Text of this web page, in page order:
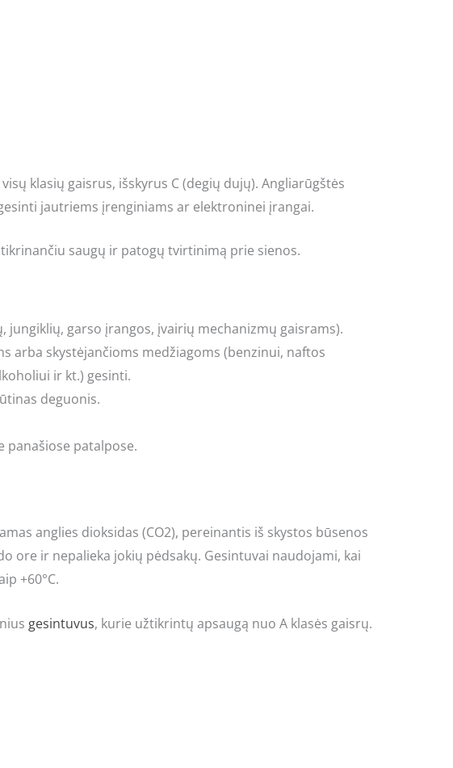
klasių gaisrus, išskyrus C (degių dujų). Angliarūgštės
jautriems įrenginiams ar elektroninei įrangai.
saugų ir patogų tvirtinimą prie sienos.
jungiklių, garso įrangos, įvairių mechanizmų gaisrams).
arba skystėjančioms medžiagoms (benzinui, naftos
ir kt.) gesinti.
deguonis.
panašiose patalpose.
anglies dioksidas (CO2), pereinantis iš skystos būsenos
ore ir nepalieka jokių pėdsakų. Gesintuvai naudojami, kai
+60°C.
gesintuvus, kurie užtikrintų apsaugą nuo A klasės gaisrų.